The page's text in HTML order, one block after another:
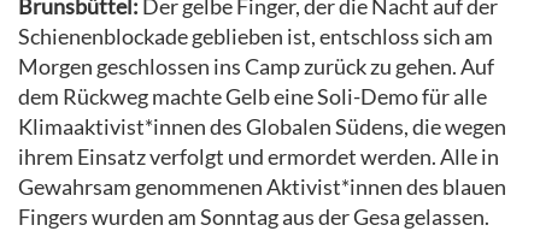
Brunsbüttel: Der gelbe Finger, der die Nacht auf der
Schienenblockade geblieben ist, entschloss sich am
Morgen geschlossen ins Camp zurück zu gehen. Auf
dem Rückweg machte Gelb eine Soli-Demo für alle
Klimaaktivist*innen des Globalen Südens, die wegen
ihrem Einsatz verfolgt und ermordet werden. Alle in
Gewahrsam genommenen Aktivist*innen des blauen
Fingers wurden am Sonntag aus der Gesa gelassen.